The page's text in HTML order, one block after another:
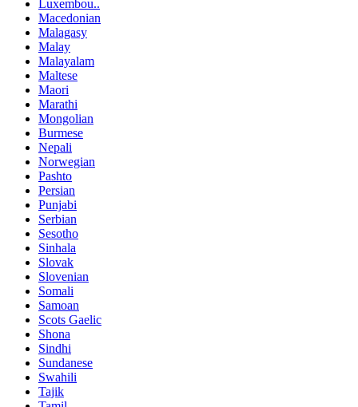
Luxembou..
Macedonian
Malagasy
Malay
Malayalam
Maltese
Maori
Marathi
Mongolian
Burmese
Nepali
Norwegian
Pashto
Persian
Punjabi
Serbian
Sesotho
Sinhala
Slovak
Slovenian
Somali
Samoan
Scots Gaelic
Shona
Sindhi
Sundanese
Swahili
Tajik